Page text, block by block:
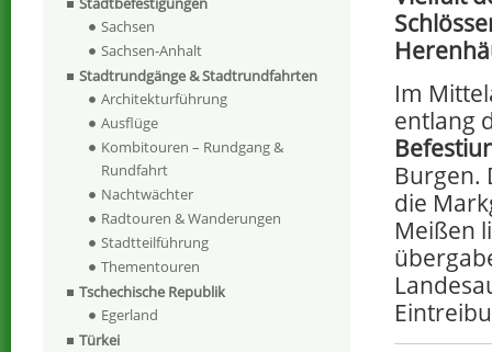
Im
entlang
Burgen.
die
Meißen
Sachsen
Sachsen-Anhalt
Stadtrundgänge & Stadtrundfahrten
Architekturführung
Ausflüge
Kombitouren – Rundgang &
Rundfahrt
Nachtwächter
Radtouren & Wanderungen
Stadtteilführung
Thementouren
Tschechische Republik
Egerland
Türkei